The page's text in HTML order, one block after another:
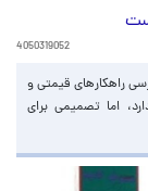
4050319052
راهکارهای قیمتی و
اما تصمیمی برای